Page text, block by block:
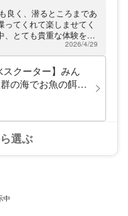
〜80歳までの小さなお子
安心してお楽しみいただけ
良く、潜るところまであ
てくれて楽しませてく
、とても貴重な体験をさ
2026/4/29
スクーター】みん
の海でお魚の餌付
選ぶ
中